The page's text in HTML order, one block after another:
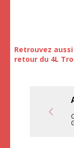
Retrouvez
retour du 4L